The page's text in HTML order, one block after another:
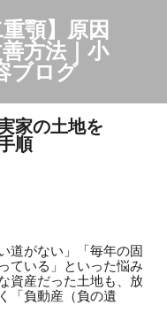
テンツに移動
顎】原因
方法｜小
ブログ
家の土地を
順
道がない」「毎年の固
ている」といった悩み
資産だった土地も、放
「負動産（負の遺